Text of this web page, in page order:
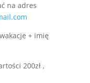
na adres
+ imię
200zł ,